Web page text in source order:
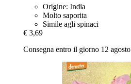
Origine: India
Molto saporita
Simile agli spinaci
€ 3,69
Consegna entro il giorno 12 agosto